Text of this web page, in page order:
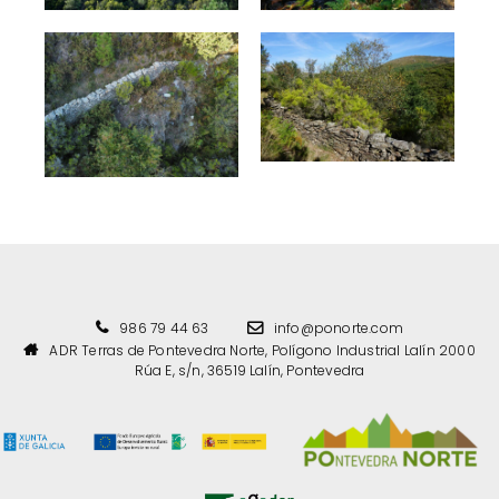
986 79 44 63
info@ponorte.com
ADR Terras de Pontevedra Norte, Polígono Industrial Lalín 2000
Rúa E, s/n, 36519 Lalín, Pontevedra